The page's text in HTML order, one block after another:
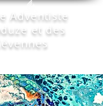
Adventiste
et des